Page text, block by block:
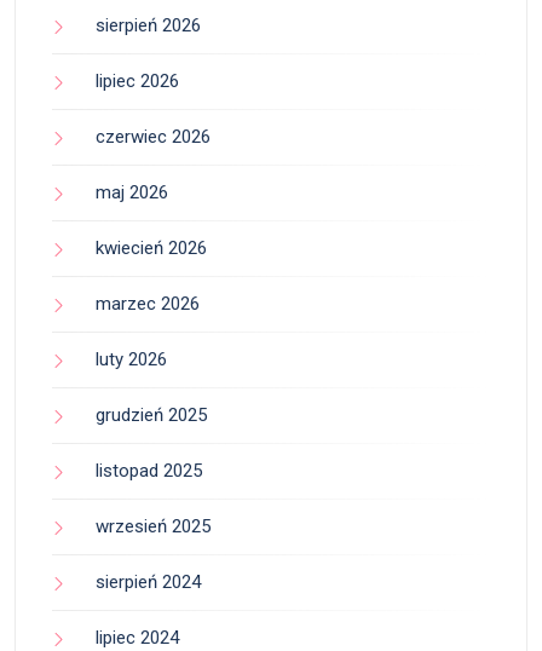
sierpień 2026
lipiec 2026
czerwiec 2026
maj 2026
kwiecień 2026
marzec 2026
luty 2026
grudzień 2025
listopad 2025
wrzesień 2025
sierpień 2024
lipiec 2024